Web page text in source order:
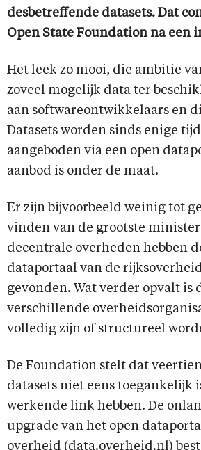
desbetreffende datasets. Dat
Open State Foundation na een
Het leek zo mooi, die ambitie
zoveel mogelijk data ter
aan softwareontwikkelaars en
Datasets worden sinds enige
aangeboden via een open
aanbod is onder de maat.
Er zijn bijvoorbeeld weinig tot
vinden van de grootste
decentrale overheden hebben
dataportaal van de
gevonden. Wat verder opvalt is
verschillende
volledig zijn of structureel
De Foundation stelt dat
datasets niet eens toegankelijk
werkende link hebben. De
upgrade van het open
overheid (data.overheid.nl)